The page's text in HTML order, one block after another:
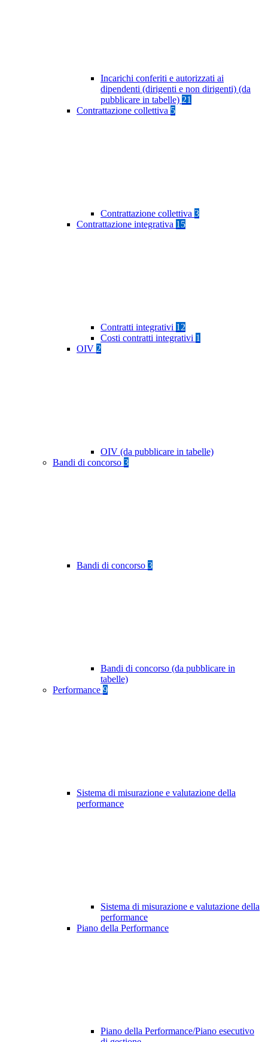
Incarichi conferiti e autorizzati ai
dipendenti (dirigenti e non dirigenti) (da
pubblicare in tabelle) 21
Contrattazione collettiva 5
Contrattazione collettiva 3
Contrattazione integrativa 15
Contratti integrativi 12
Costi contratti integrativi 1
OIV 2
OIV (da pubblicare in tabelle)
Bandi di concorso 3
Bandi di concorso 3
Bandi di concorso (da pubblicare in
tabelle)
Performance 9
Sistema di misurazione e valutazione della
performance
Sistema di misurazione e valutazione della
performance
Piano della Performance
Piano della Performance/Piano esecutivo